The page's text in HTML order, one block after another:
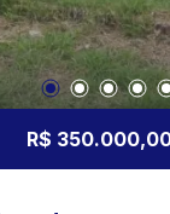
R$